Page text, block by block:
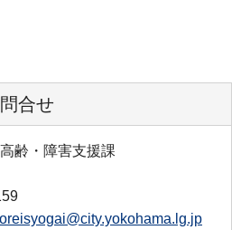
合せ
齢・障害支援課